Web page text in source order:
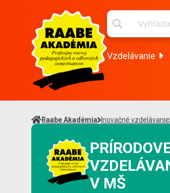
Vzdelávanie
Raabe Akadémia Inovačné vzdelávanie
V MŠ